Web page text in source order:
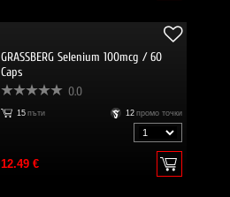
GRASSBERG Selenium 100mcg / 60
Caps
0.0
15 пъти 12 промо точки
12.49 €